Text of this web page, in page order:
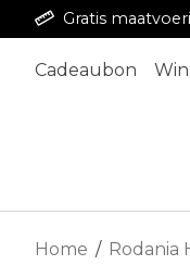
Gratis
Cadeaubon
Home / Rodania